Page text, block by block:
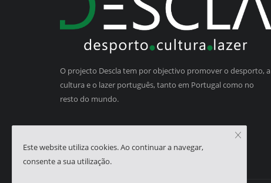
O projecto Descla tem por objectivo promover o desporto, a
cultura e o lazer português, tanto em Portugal como no
resto do mundo.
Este website utiliza cookies. Ao continuar a navegar,
consente a sua utilização.